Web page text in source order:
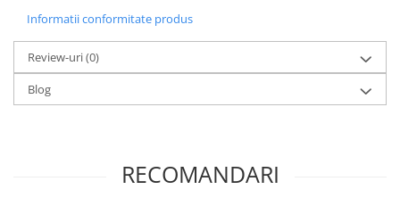
Informatii conformitate produs
Review-uri(0)
Blog
RECOMANDARI